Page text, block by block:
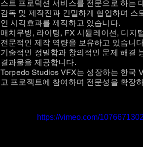
스트 프로덕션 서비스를 전문으로 하는
감독 및 제작진과 긴밀하게 협업하며 스
인 시각효과를 제작하고 있습니다.
매치무빙, 라이팅, FX 시뮬레이션, 디지
전문적인 제작 역량을 보유하고 있습니
기술적인 정밀함과 창의적인 문제 해결
결과물을 제공합니다.
Torpedo Studios VFX는 성장하는 한국
고 프로젝트에 참여하며 전문성을 확장
https://vimeo.com/1076671302